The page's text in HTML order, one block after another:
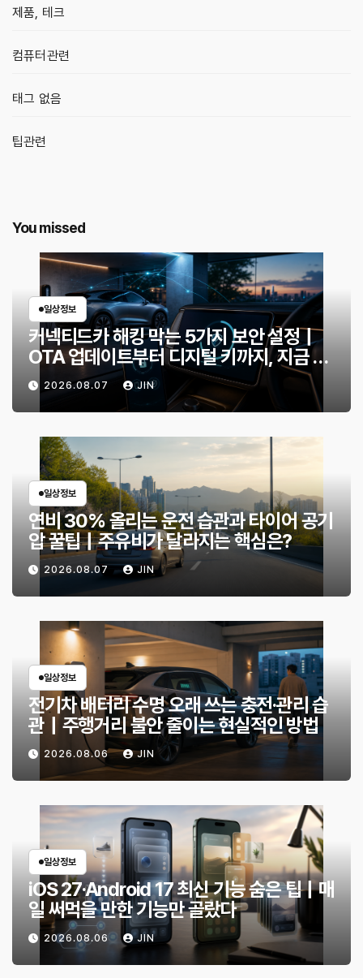
제품, 테크
컴퓨터관련
태그 없음
팁관련
You missed
일상정보
커넥티드카 해킹 막는 5가지 보안 설정｜
OTA 업데이트부터 디지털 키까지, 지금 확
인할 것은?
2026.08.07 JIN
일상정보
연비 30% 올리는 운전 습관과 타이어 공기
압 꿀팁｜주유비가 달라지는 핵심은?
2026.08.07 JIN
일상정보
전기차 배터리 수명 오래 쓰는 충전·관리 습
관｜주행거리 불안 줄이는 현실적인 방법
2026.08.06 JIN
일상정보
iOS 27·Android 17 최신 기능 숨은 팁｜매
일 써먹을 만한 기능만 골랐다
2026.08.06 JIN